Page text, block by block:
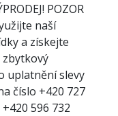
POZOR
naší
a získejte
zbytkový
uplatnění slevy
číslo +420 727
596 732